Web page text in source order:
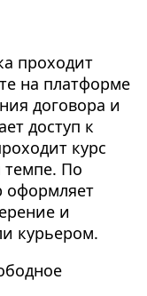
проходит
на платформе
договора и
доступ к
курс
темпе. По
оформляет
и
курьером.